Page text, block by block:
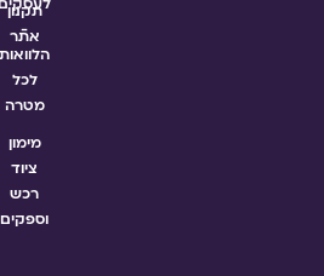
תקנון
אתר
-
הלוואות
לכל
מטרה
מימון
ציוד
רכש
וספקים